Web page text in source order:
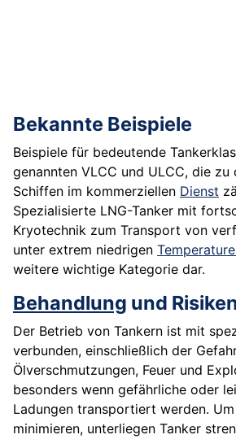
Bekannte Beispiele
Beispiele für bedeutende
genannten VLCC und ULCC, die
Schiffen im kommerziellen Dienst
Spezialisierte LNG-Tanker mit
Kryotechnik zum Transport von
unter extrem niedrigen
weitere wichtige Kategorie dar.
Behandlung und
Der Betrieb von Tankern ist mit
verbunden, einschließlich der
Ölverschmutzungen, Feuer und
besonders wenn gefährliche oder
Ladungen transportiert werden.
minimieren, unterliegen Tanker